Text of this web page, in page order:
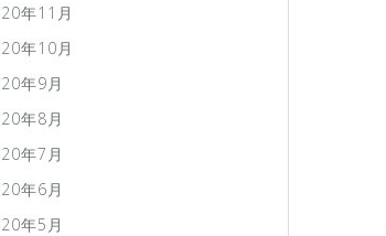
年11月
年10月
年9月
年8月
年7月
年6月
年5月